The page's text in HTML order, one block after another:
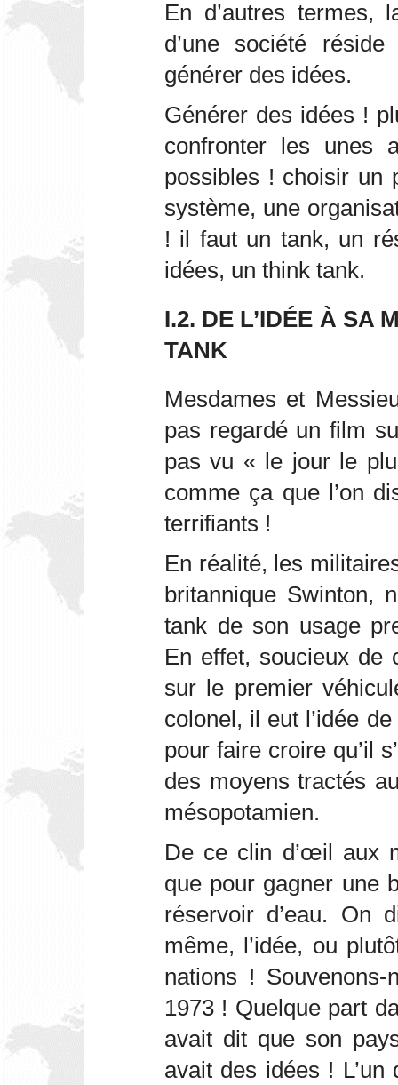
En d’autres termes,
d’une société
générer des idées.
Générer des idées !
confronter les unes
possibles ! choisir un
système, une
! il faut un tank, un
idées, un think tank.
I.2. DE L’IDÉE À SA
TANK
Mesdames et
pas regardé un film
pas vu « le jour le
comme ça que l’on
terrifiants !
En réalité, les
britannique Swinton,
tank de son usage
En effet, soucieux de
sur le premier
colonel, il eut l’idée
pour faire croire qu’il
des moyens tractés
mésopotamien.
De ce clin d’œil aux
que pour gagner une
réservoir d’eau. On
même, l’idée, ou
nations !
1973 ! Quelque part
avait dit que son
avait des idées !